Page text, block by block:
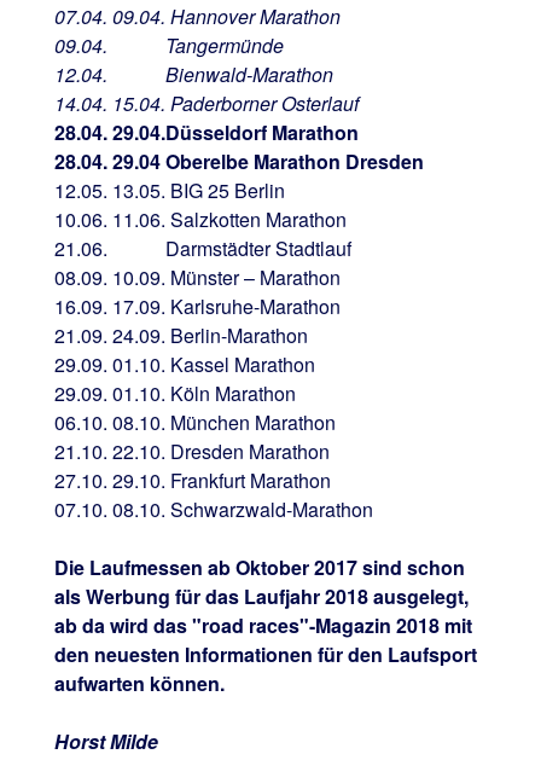
07.04. 09.04. Hannover Marathon
09.04. Tangermünde
12.04. Bienwald-Marathon
14.04. 15.04. Paderborner Osterlauf
28.04. 29.04.Düsseldorf Marathon
28.04. 29.04 Oberelbe Marathon Dresden
12.05. 13.05. BIG 25 Berlin
10.06. 11.06. Salzkotten Marathon
21.06. Darmstädter Stadtlauf
08.09. 10.09. Münster – Marathon
16.09. 17.09. Karlsruhe-Marathon
21.09. 24.09. Berlin-Marathon
29.09. 01.10. Kassel Marathon
29.09. 01.10. Köln Marathon
06.10. 08.10. München Marathon
21.10. 22.10. Dresden Marathon
27.10. 29.10. Frankfurt Marathon
07.10. 08.10. Schwarzwald-Marathon
Die Laufmessen ab Oktober 2017 sind schon
als Werbung für das Laufjahr 2018 ausgelegt,
ab da wird das "road races"-Magazin 2018 mit
den neuesten Informationen für den Laufsport
aufwarten können.
Horst Milde